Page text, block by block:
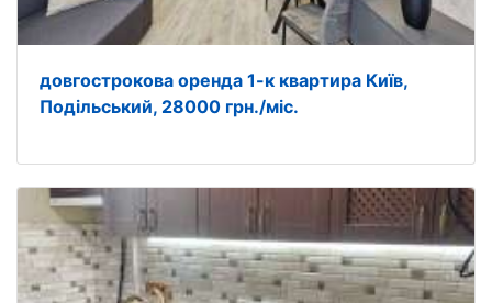
довгострокова оренда 1-к квартира Київ,
Подільський, 28000 грн./міс.